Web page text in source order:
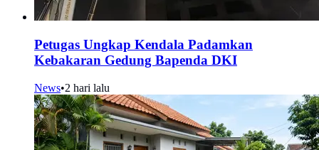
Petugas Ungkap Kendala Padamkan
Kebakaran Gedung Bapenda DKI
News•2 hari lalu